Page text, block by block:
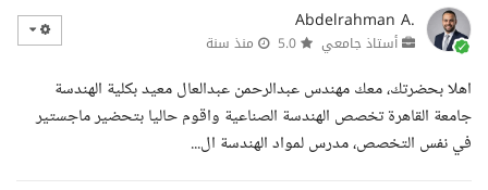
Abdelrahman A.
أستاذ جامعي منذ سنة
اهلا بحضرتك، معك مهندس عبدالرحمن عبدالعال معيد بكلية الهندسة
جامعة القاهرة تخصص الهندسة الصناعية واقوم حاليا بتحضير ماجستير
في نفس التخصص، مدرس لمواد الهندسة ال...